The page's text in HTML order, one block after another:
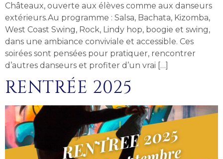
Châteaux, ouverte aux élèves comme aux danseurs
extérieurs.Au programme : Salsa, Bachata, Kizomba,
West Coast Swing, Rock, Lindy hop, boogie et swing,
dans une ambiance conviviale et accessible. Ces
soirées sont pensées pour pratiquer, rencontrer
d’autres danseurs et profiter d’un vrai […]
RENTRÉE 2025